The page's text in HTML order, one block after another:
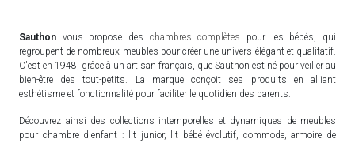
Sauthon vous propose des chambres complètes pour les bébés, qui
regroupent de nombreux meubles pour créer une univers élégant et qualitatif.
C'est en 1948, grâce à un artisan français, que Sauthon est né pour veiller au
bien-être des tout-petits. La marque conçoit ses produits en alliant
esthétisme et fonctionnalité pour faciliter le quotidien des parents.
Découvrez ainsi des collections intemporelles et dynamiques de meubles
pour chambre d'enfant : lit junior, lit bébé évolutif, commode, armoire de